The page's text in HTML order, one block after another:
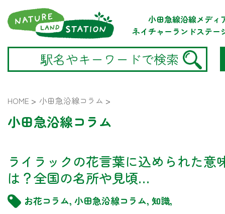
小田急線沿線メディ
ネイチャーランドステー
HOME > 小田急沿線コラム >
小田急沿線コラム
ライラックの花言葉に込められた意
は？全国の名所や見頃…
お花コラム, 小田急沿線コラム, 知識,